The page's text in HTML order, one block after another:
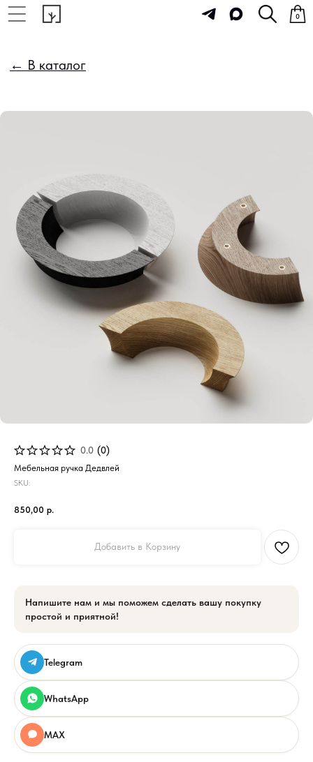
0
0.0 (0)
Мебельная ручка Дедвлей
SKU:
850,00 р.
Добавить в Корзину
Напишите нам и мы поможем сделать вашу покупку
простой и приятной!
Telegram
WhatsApp
MAX